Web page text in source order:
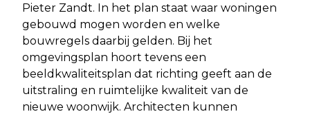
Pieter Zandt. In het plan staat waar woningen
gebouwd mogen worden en welke
bouwregels daarbij gelden. Bij het
omgevingsplan hoort tevens een
beeldkwaliteitsplan dat richting geeft aan de
uitstraling en ruimtelijke kwaliteit van de
nieuwe woonwijk. Architecten kunnen